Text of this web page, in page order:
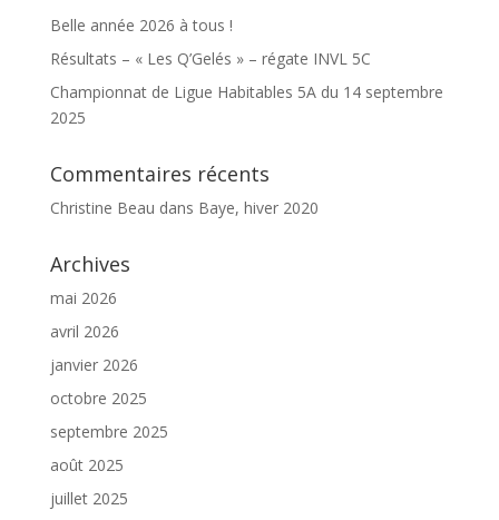
Belle année 2026 à tous !
Résultats – « Les Q’Gelés » – régate INVL 5C
Championnat de Ligue Habitables 5A du 14 septembre
2025
Commentaires récents
Christine Beau dans Baye, hiver 2020
Archives
mai 2026
avril 2026
janvier 2026
octobre 2025
septembre 2025
août 2025
juillet 2025